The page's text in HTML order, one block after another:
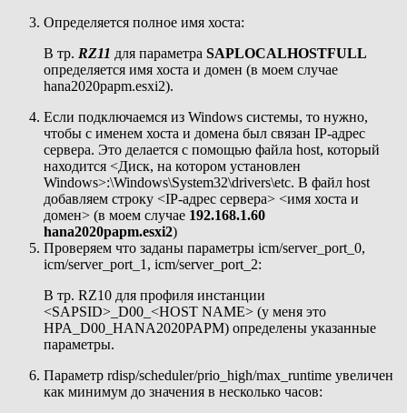
Определяется полное имя хоста:
В тр. RZ11 для параметра SAPLOCALHOSTFULL
определяется имя хоста и домен (в моем случае
hana2020papm.esxi2).
Если подключаемся из Windows системы, то нужно,
чтобы с именем хоста и домена был связан IP-адрес
сервера. Это делается с помощью файла host, который
находится <Диск, на котором установлен
Windows>:\Windows\System32\drivers\etc. В файл host
добавляем строку <IP-адрес сервера> <имя хоста и
домен> (в моем случае 192.168.1.60
hana2020papm.esxi2)
Проверяем что заданы параметры icm/server_port_0,
icm/server_port_1, icm/server_port_2:
В тр. RZ10 для профиля инстанции
<SAPSID>_D00_<HOST NAME> (у меня это
HPA_D00_HANA2020PAPM) определены указанные
параметры.
Параметр rdisp/scheduler/prio_high/max_runtime увеличен
как минимум до значения в несколько часов: